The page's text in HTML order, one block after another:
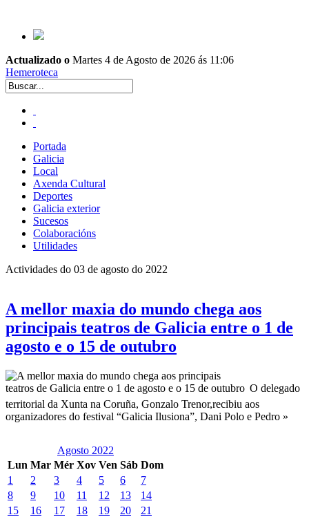
Actualizado o Martes 4 de Agosto de 2026 ás 11:06
Hemeroteca
Portada
Galicia
Local
Axenda Cultural
Deportes
Galicia exterior
Sucesos
Colaboracións
Utilidades
Actividades do 03 de agosto do 2022
A mellor maxia do mundo chega aos
principais teatros de Galicia entre o 1 de
agosto e o 15 de outubro
O delegado
territorial da Xunta na Coruña, Gonzalo Trenor,recibiu aos
organizadores do festival “Galicia Ilusiona”, Dani Polo e Pedro »
Agosto 2022
Lun Mar Mér Xov Ven Sáb Dom
1
2 3 4 5 6
7
8
9 10 11 12 13
14
15
16 17 18 19 20
21